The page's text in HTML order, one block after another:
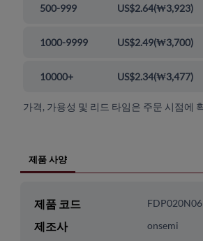
500-999 US$2.64(₩3,923)
1000-9999 US$2.49(₩3,700)
10000+ US$2.34(₩3,477)
가격, 가용성 및 리드 타임은 주문 시점에
제품 사양
제품 코드
제조사 onsemi